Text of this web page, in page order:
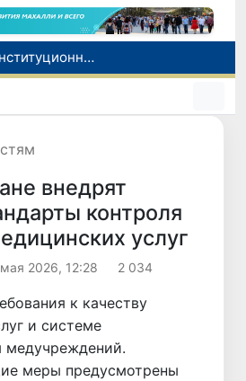
В Ташкенте задержали подозреваемых в распространении крупной партии наркотиков
В Узбекистане упростят назначение пенсий по инвалидности
внедрят
контроля
услуг
2026, 12:28 2 034
к качеству
и системе
медучреждений.
меры предусмотрены